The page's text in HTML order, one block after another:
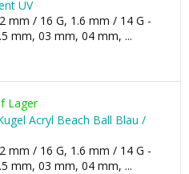
UV
mm / 16 G, 1.6 mm / 14 G -
mm, 03 mm, 04 mm, ...
Lager
Acryl Beach Ball Blau /
mm / 16 G, 1.6 mm / 14 G -
mm, 03 mm, 04 mm, ...